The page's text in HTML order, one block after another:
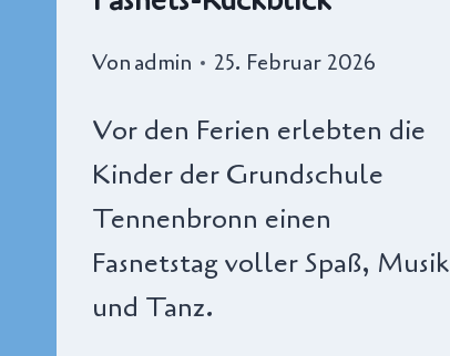
Vonadmin 25. Februar 2026
Vor den Ferien erlebten die
Kinder der Grundschule
Tennenbronn einen
Fasnetstag voller Spaß, Musik
und Tanz.